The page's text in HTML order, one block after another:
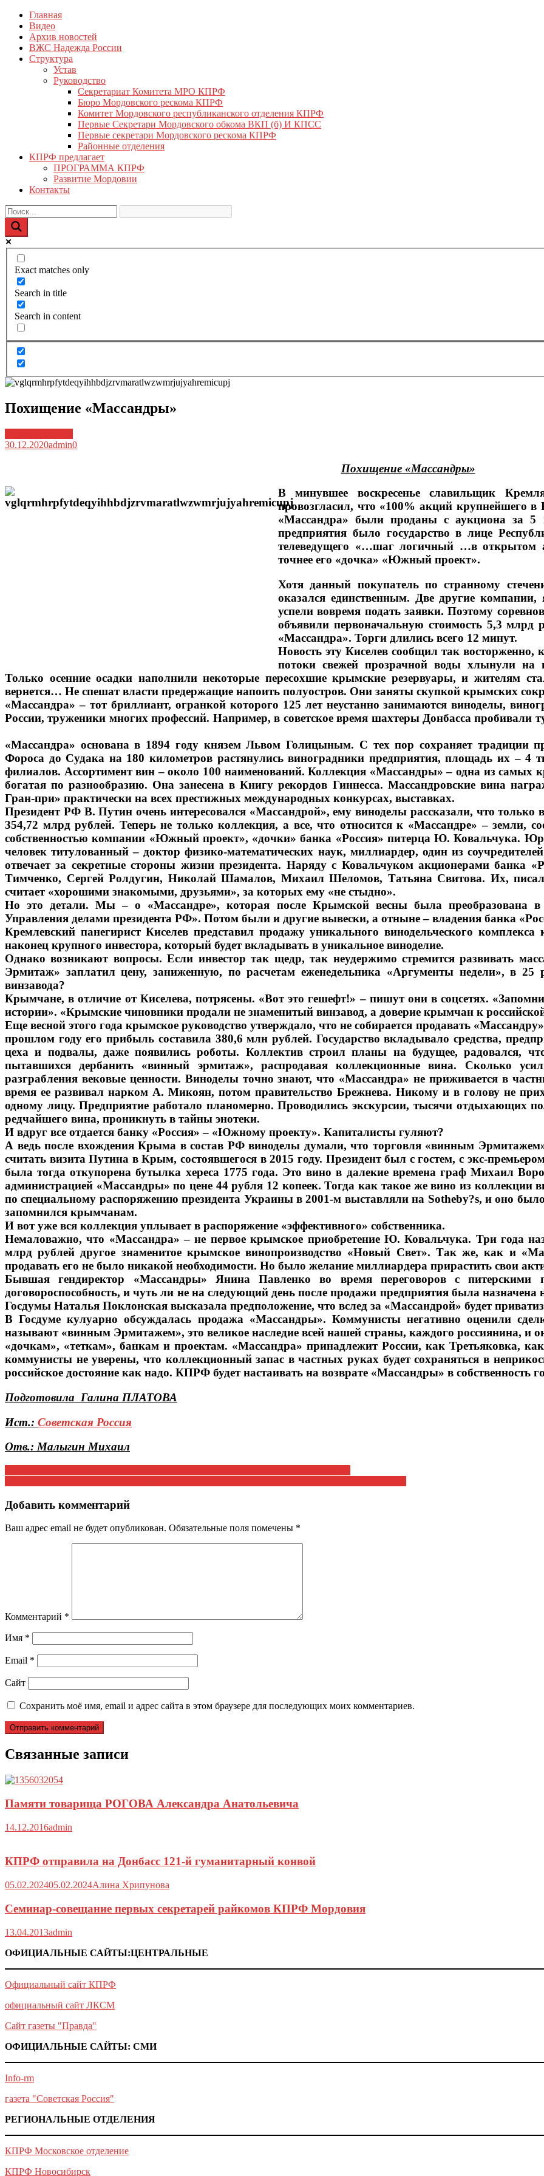
Перейти
содержимому
КПРФ Мордовия
Мордовское Региональное отделение КПРФ
Главная
Видео
Архив новостей
ВЖС Надежда России
Структура
Устав
Руководство
Секретариат Комитета МРО КПРФ
Бюро Мордовского рескома КПРФ
Комитет Мордовского республиканского отделения КПРФ
Первые Секретари Мордовского обкома ВКП (б) И КПСС
Первые секретари Мордовского рескома КПРФ
Районные отделения
КПРФ предлагает
ПРОГРАММА КПРФ
Развитие Мордовии
Контакты
Exact matches only
Search in title
Search in content
Похищение «Массандры»
30.12.2020admin0
Похищение «Массандры»
В минувшее воскресенье славильщик
провозгласил, что «100% акций крупнейшего в
«Массандра» были проданы с аукциона за 5
предприятия было государство в лице
телеведущего «…шаг логичный …в открытом
точнее его «дочка» «Южный проект».
Хотя данный покупатель по странному
оказался единственным. Две другие
успели вовремя подать заявки. Поэтому
объявили первоначальную стоимость 5,3
«Массандра». Торги длились всего 12 минут.
Новость эту Киселев сообщил так
потоки свежей прозрачной воды хлынули на
Только осенние осадки наполнили некоторые пересохшие крымские резервуары, и жителям
вернется… Не спешат власти предержащие напоить полуостров. Они заняты скупкой крымских
«Массандра» – тот бриллиант, огранкой которого 125 лет неустанно занимаются виноделы,
России, труженики многих профессий. Например, в советское время шахтеры Донбасса
«Массандра» основана в 1894 году князем Львом Голицыным. С тех пор сохраняет традиции
Фороса до Судака на 180 километров растянулись виноградники предприятия, площадь их – 4
филиалов. Ассортимент вин – около 100 наименований. Коллекция «Массандры» – одна из самых
богатая по разнообразию. Она занесена в Книгу рекордов Гиннесса. Массандровские вина
Гран-при» практически на всех престижных международных конкурсах, выставках.
Президент РФ В. Путин очень интересовался «Массандрой», ему виноделы рассказали, что только
354,72 млрд рублей. Теперь не только коллекция, а все, что относится к «Массандре» – земли,
собственностью компании «Южный проект», «дочки» банка «Россия» питерца Ю. Ковальчука.
человек титулованный – доктор физико-математических наук, миллиардер, один из
отвечает за секретные стороны жизни президента. Наряду с Ковальчуком акционерами банка
Тимченко, Сергей Ролдугин, Николай Шамалов, Михаил Шеломов, Татьяна Свитова. Их,
считает «хорошими знакомыми, друзьями», за которых ему «не стыдно».
Но это детали. Мы – о «Массандре», которая после Крымской весны была преобразована в
Управления делами президента РФ». Потом были и другие вывески, а отныне – владения банка
Кремлевский панегирист Киселев представил продажу уникального винодельческого
наконец крупного инвестора, который будет вкладывать в уникальное виноделие.
Однако возникают вопросы. Если инвестор так щедр, так неудержимо стремится развивать
Эрмитаж» заплатил цену, заниженную, по расчетам еженедельника «Аргументы недели», в 25
винзавода?
Крымчане, в отличие от Киселева, потрясены. «Вот это гешефт!» – пишут они в соцсетях.
истории». «Крымские чиновники продали не знаменитый винзавод, а доверие крымчан к
Еще весной этого года крымское руководство утверждало, что не собирается продавать
прошлом году его прибыль составила 380,6 млн рублей. Государство вкладывало средства,
цеха и подвалы, даже появились роботы. Коллектив строил планы на будущее, радовался,
пытавшихся дербанить «винный эрмитаж», распродавая коллекционные вина. Сколько
разграбления вековые ценности. Виноделы точно знают, что «Массандра» не приживается в
время ее развивал нарком А. Микоян, потом правительство Брежнева. Никому и в голову не
одному лицу. Предприятие работало планомерно. Проводились экскурсии, тысячи отдыхающих
редчайшего вина, проникнуть в тайны энотеки.
И вдруг все отдается банку «Россия» – «Южному проекту». Капиталисты гуляют?
А ведь после вхождения Крыма в состав РФ виноделы думали, что торговля «винным
считать визита Путина в Крым, состоявшегося в 2015 году. Президент был с гостем, с экс-
была тогда откупорена бутылка хереса 1775 года. Это вино в далекие времена граф Михаил
администрацией «Массандры» по цене 44 рубля 12 копеек. Тогда как такое же вино из коллекции
по специальному распоряжению президента Украины в 2001-м выставляли на Sotheby?s, и оно
запомнился крымчанам.
И вот уже вся коллекция уплывает в распоряжение «эффективного» собственника.
Немаловажно, что «Массандра» – не первое крымское приобретение Ю. Ковальчука. Три года
млрд рублей другое знаменитое крымское винопроизводство «Новый Свет». Так же, как и
продавать его не было никакой необходимости. Но было желание миллиардера прирастить свои
Бывшая гендиректор «Массандры» Янина Павленко во время переговоров с питерскими
договороспособность, и чуть ли не на следующий день после продажи предприятия была
Госдумы Наталья Поклонская высказала предположение, что вслед за «Массандрой» будет
В Госдуме кулуарно обсуждалась продажа «Массандры». Коммунисты негативно оценили
называют «винным Эрмитажем», это великое наследие всей нашей страны, каждого россиянина, и
«дочкам», «теткам», банкам и проектам. «Массандра» принадлежит России, как Третьяковка,
коммунисты не уверены, что коллекционный запас в частных руках будет сохраняться в
российское достояние как надо. КПРФ будет настаивать на возврате «Массандры» в собственность
Подготовила Галина ПЛАТОВА
Ист.: Советская Россия
Отв.: Малыгин Михаил
Навигация
по
записям
Добавить комментарий
Ваш адрес email не будет опубликован. Обязательные поля помечены *
Комментарий *
Имя *
Email *
Сайт
Сохранить моё имя, email и адрес сайта в этом браузере для последующих моих комментариев.
Связанные записи
Памяти товарища РОГОВА Александра Анатольевича
14.12.2016admin
КПРФ отправила на Донбасс 121-й гуманитарный конвой
05.02.202405.02.2024Алина Хрипунова
Семинар-совещание первых секретарей райкомов КПРФ Мордовия
13.04.2013admin
ОФИЦИАЛЬНЫЕ САЙТЫ:ЦЕНТРАЛЬНЫЕ
Официальный сайт КПРФ
официальный сайт ЛКСМ
Сайт газеты "Правда"
ОФИЦИАЛЬНЫЕ САЙТЫ: СМИ
Info-rm
газета "Советская Россия"
РЕГИОНАЛЬНЫЕ ОТДЕЛЕНИЯ
КПРФ Московское отделение
КПРФ Новосибирск